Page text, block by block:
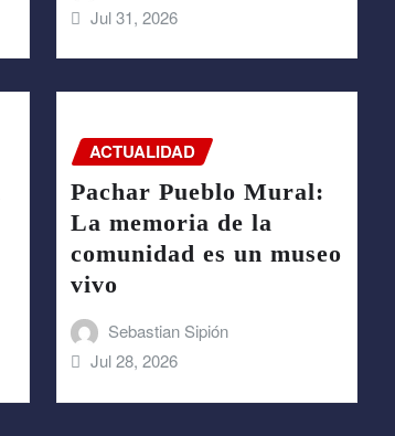
Jul 31, 2026
ACTUALIDAD
Pachar Pueblo Mural:
La memoria de la
comunidad es un museo
vivo
Sebastian Sipión
Jul 28, 2026